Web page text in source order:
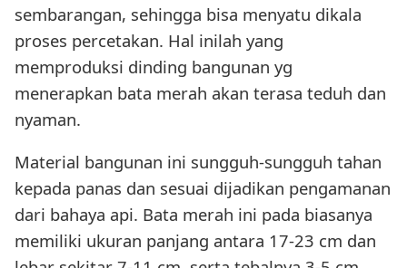
sembarangan, sehingga bisa menyatu dikala
proses percetakan. Hal inilah yang
memproduksi dinding bangunan yg
menerapkan bata merah akan terasa teduh dan
nyaman.
Material bangunan ini sungguh-sungguh tahan
kepada panas dan sesuai dijadikan pengamanan
dari bahaya api. Bata merah ini pada biasanya
memiliki ukuran panjang antara 17-23 cm dan